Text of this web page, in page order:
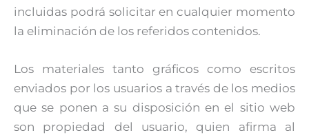
incluidas podrá solicitar en cualquier momento
la eliminación de los referidos contenidos.
Los materiales tanto gráficos como escritos
enviados por los usuarios a través de los medios
que se ponen a su disposición en el sitio web
son propiedad del usuario, quien afirma al